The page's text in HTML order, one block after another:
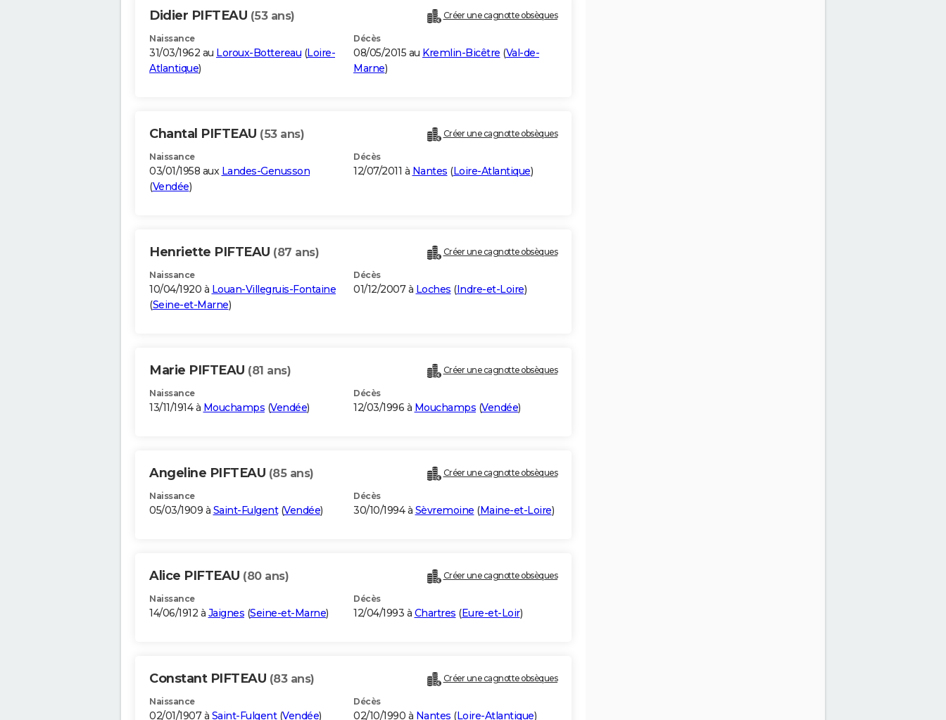
Didier PIFTEAU (53 ans) Créer une cagnotte obsèques
Naissance
31/03/1962 au Loroux-Bottereau (Loire-
Atlantique)
Décès
08/05/2015 au Kremlin-Bicêtre (Val-de-
Marne)
Chantal PIFTEAU (53 ans) Créer une cagnotte obsèques
Naissance
03/01/1958 aux Landes-Genusson
(Vendée)
Décès
12/07/2011 à Nantes (Loire-Atlantique)
Henriette PIFTEAU (87 ans) Créer une cagnotte obsèques
Naissance
10/04/1920 à Louan-Villegruis-Fontaine
(Seine-et-Marne)
Décès
01/12/2007 à Loches (Indre-et-Loire)
Marie PIFTEAU (81 ans) Créer une cagnotte obsèques
Naissance
13/11/1914 à Mouchamps (Vendée)
Décès
12/03/1996 à Mouchamps (Vendée)
Angeline PIFTEAU (85 ans) Créer une cagnotte obsèques
Naissance
05/03/1909 à Saint-Fulgent(Vendée)
Décès
30/10/1994 à Sèvremoine (Maine-et-Loire)
Alice PIFTEAU (80 ans) Créer une cagnotte obsèques
Naissance
14/06/1912 à Jaignes (Seine-et-Marne)
Décès
12/04/1993 à Chartres (Eure-et-Loir)
Constant PIFTEAU (83 ans) Créer une cagnotte obsèques
Naissance
02/01/1907 à Saint-Fulgent(Vendée)
Décès
02/10/1990 à Nantes (Loire-Atlantique)